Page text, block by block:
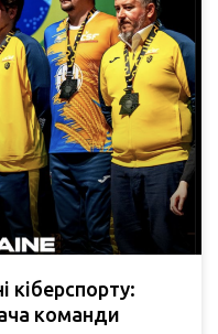
кіберспорту:
команди